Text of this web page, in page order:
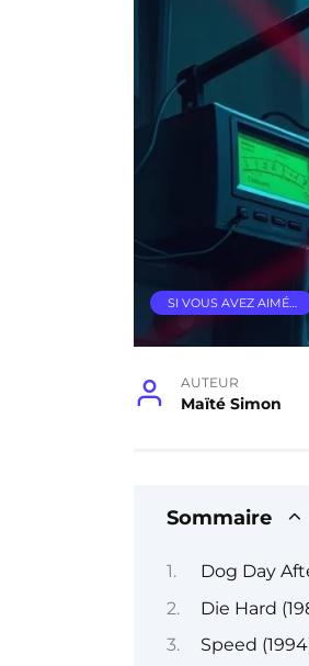
SI VOUS AVEZ AIMÉ…
AUTEUR
Maïté Simon
Sommaire
Dog Day
Die Hard
Speed